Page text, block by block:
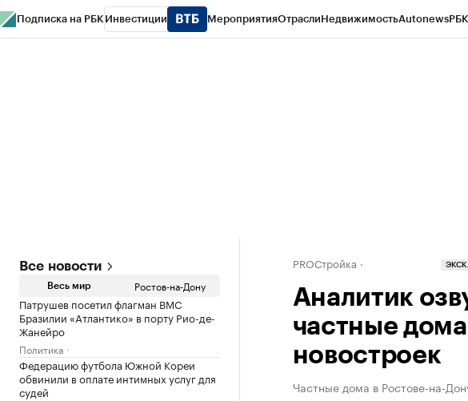
Подписка на РБК Инвестиции МероприятияОтраслиНедвижимостьAutonews
Все новости
Весь мир Ростов-на-Дону
Патрушев посетил флагман ВМС
Бразилии «Атлантико» в порту Рио-де-
Жанейро
Политика
Федерацию футбола Южной Кореи
обвинили в оплате интимных услуг для
судей
PROСтройка
Аналитик
частные
новостроек
Частные дома в Ростове-на-